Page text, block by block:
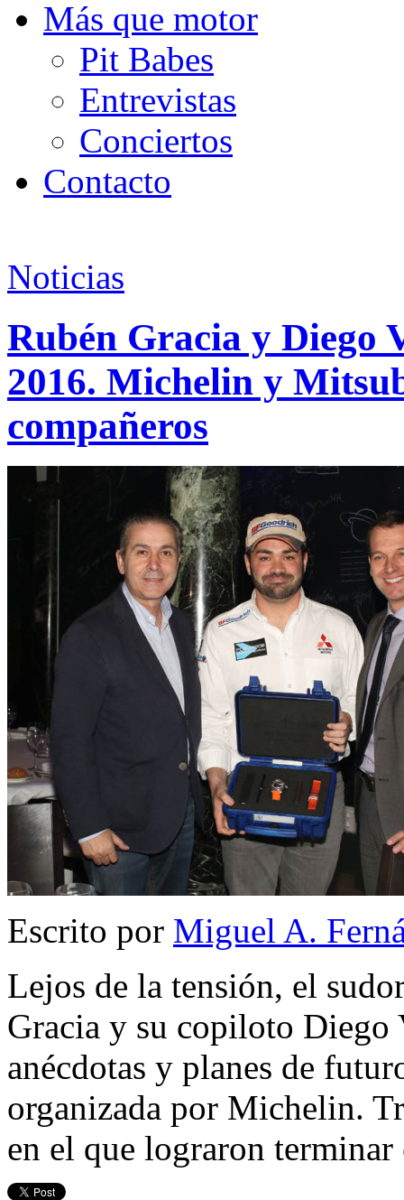
Más que motor
Pit Babes
Entrevistas
Conciertos
Contacto
Noticias
Rubén Gracia y Diego
2016. Michelin y
compañeros
Escrito por Miguel A.
Lejos de la tensión, el
Gracia y su copiloto Diego
anécdotas y planes de
organizada por Michelin.
en el que lograron